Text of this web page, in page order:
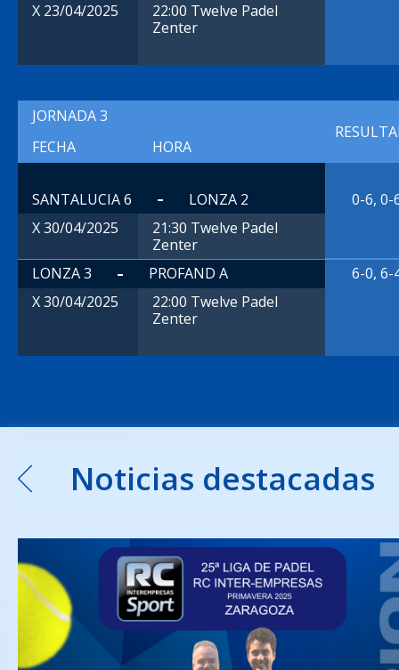
X 23/04/2025
22:00 Twelve Padel
Zenter
JORNADA 3
FECHA
HORA
SANTALUCIA 6
LONZA 2
X 30/04/2025
21:30 Twelve Padel
Zenter
0-6, 0-
LONZA 3
PROFAND A
X 30/04/2025
22:00 Twelve Padel
Zenter
6-0, 6-
Noticias destacadas